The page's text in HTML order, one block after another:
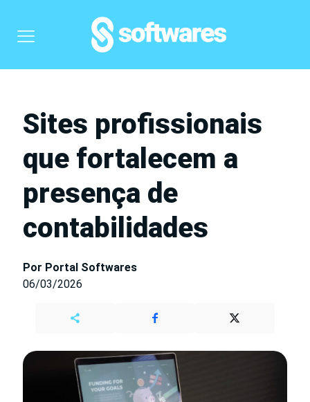
Sites profissionais
que fortalecem a
presença de
contabilidades
Por Portal Softwares
06/03/2026